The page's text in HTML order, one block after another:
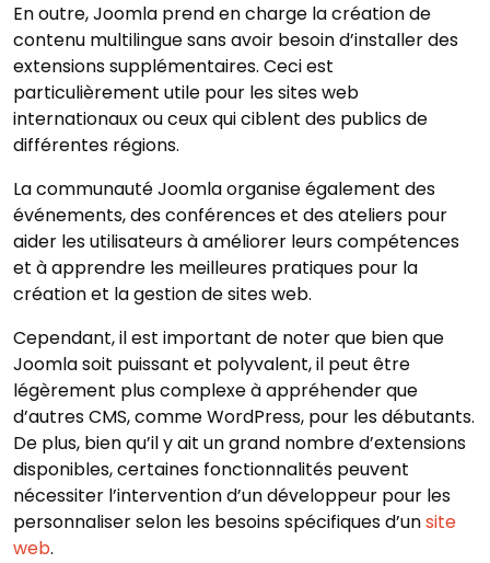
En outre, Joomla prend en charge la création de
contenu multilingue sans avoir besoin d’installer des
extensions supplémentaires. Ceci est
particulièrement utile pour les sites web
internationaux ou ceux qui ciblent des publics de
différentes régions.
La communauté Joomla organise également des
événements, des conférences et des ateliers pour
aider les utilisateurs à améliorer leurs compétences
et à apprendre les meilleures pratiques pour la
création et la gestion de sites web.
Cependant, il est important de noter que bien que
Joomla soit puissant et polyvalent, il peut être
légèrement plus complexe à appréhender que
d’autres CMS, comme WordPress, pour les débutants.
De plus, bien qu’il y ait un grand nombre d’extensions
disponibles, certaines fonctionnalités peuvent
nécessiter l’intervention d’un développeur pour les
personnaliser selon les besoins spécifiques d’unsite
web.